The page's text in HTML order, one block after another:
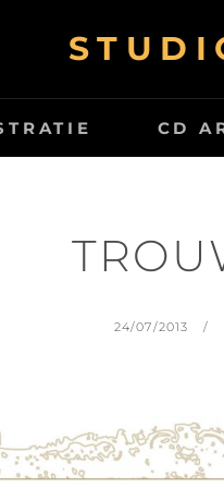
CD
GEPLAATST
24/07/2013